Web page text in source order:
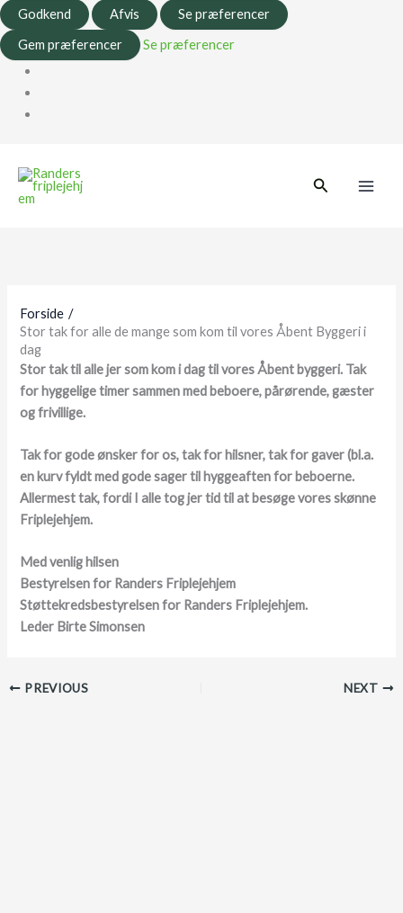
Godkend Afvis
Se præferencer
Gem præferencer
Se præferencer
Søg
Forside
Stor tak for alle de mange som kom til vores Åbent Byggeri i
dag
Stor tak til alle jer som kom i dag til vores Åbent byggeri. Tak
for hyggelige timer sammen med beboere, pårørende, gæster
og frivillige.
Tak for gode ønsker for os, tak for hilsner, tak for gaver (bl.a.
en kurv fyldt med gode sager til hyggeaften for beboerne.
Allermest tak, fordi I alle tog jer tid til at besøge vores skønne
Friplejehjem.
Med venlig hilsen
Bestyrelsen for Randers Friplejehjem
Støttekredsbestyrelsen for Randers Friplejehjem.
Leder Birte Simonsen
PREVIOUS NEXT